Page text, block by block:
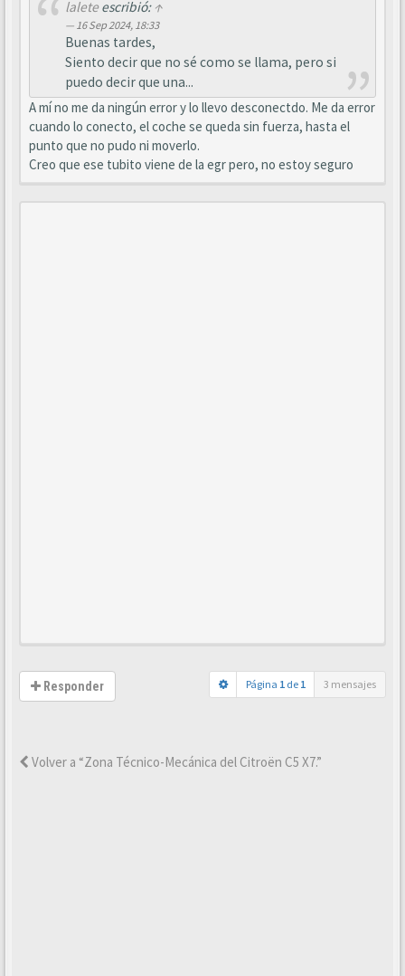
laleteescribió: ↑
16 Sep 2024, 18:33
Buenas tardes,
Siento decir que no sé como se llama, pero si
puedo decir que una...
A mí no me da ningún error y lo llevo desconectdo. Me da error
cuando lo conecto, el coche se queda sin fuerza, hasta el
punto que no pudo ni moverlo.
Creo que ese tubito viene de la egr pero, no estoy seguro
Responder Página 1 de 1 3 mensajes
Volver a “Zona Técnico-Mecánica del Citroën C5 X7.”